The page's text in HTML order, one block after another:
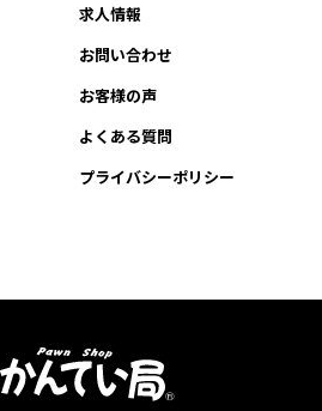
求人情報
お問い合わせ
お客様の声
よくある質問
プライバシーポリシー